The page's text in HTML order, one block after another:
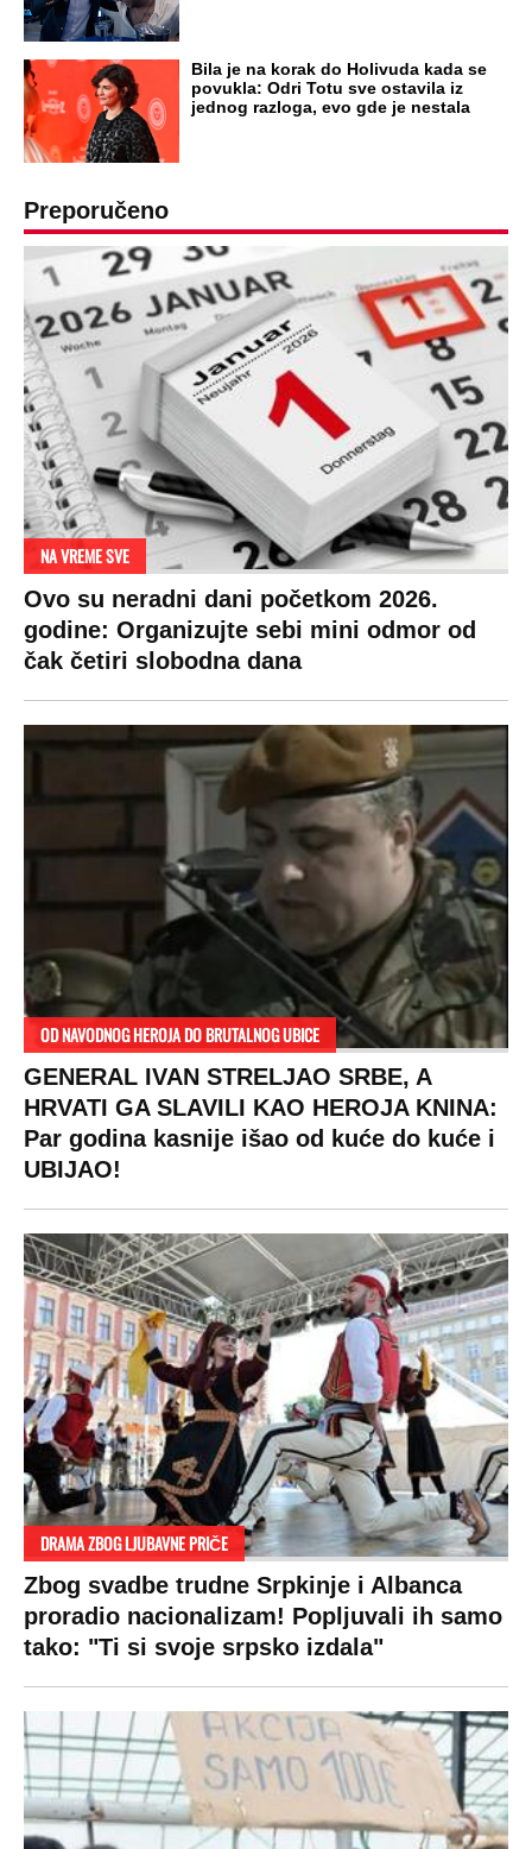
Bila je na korak do Holivuda kada se
povukla: Odri Totu sve ostavila iz
jednog razloga, evo gde je nestala
Preporučeno
NA VREME SVE
Ovo su neradni dani početkom 2026.
godine: Organizujte sebi mini odmor od
čak četiri slobodna dana
OD NAVODNOG HEROJA DO BRUTALNOG UBICE
GENERAL IVAN STRELJAO SRBE, A
HRVATI GA SLAVILI KAO HEROJA KNINA:
Par godina kasnije išao od kuće do kuće i
UBIJAO!
DRAMA ZBOG LJUBAVNE PRIČE
Zbog svadbe trudne Srpkinje i Albanca
proradio nacionalizam! Popljuvali ih samo
tako: "Ti si svoje srpsko izdala"